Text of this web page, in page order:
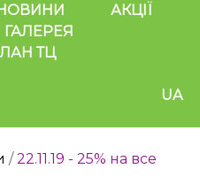
АКЦІЇ
ГАЛЕРЕЯ
ТЦ
UA
/22.11.19 - 25% на все